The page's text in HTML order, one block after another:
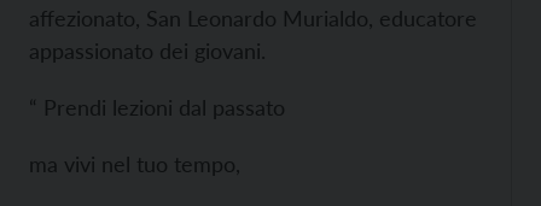
affezionato, San Leonardo Murialdo, educatore
appassionato dei giovani.
“ Prendi lezioni dal passato
ma vivi nel tuo tempo,